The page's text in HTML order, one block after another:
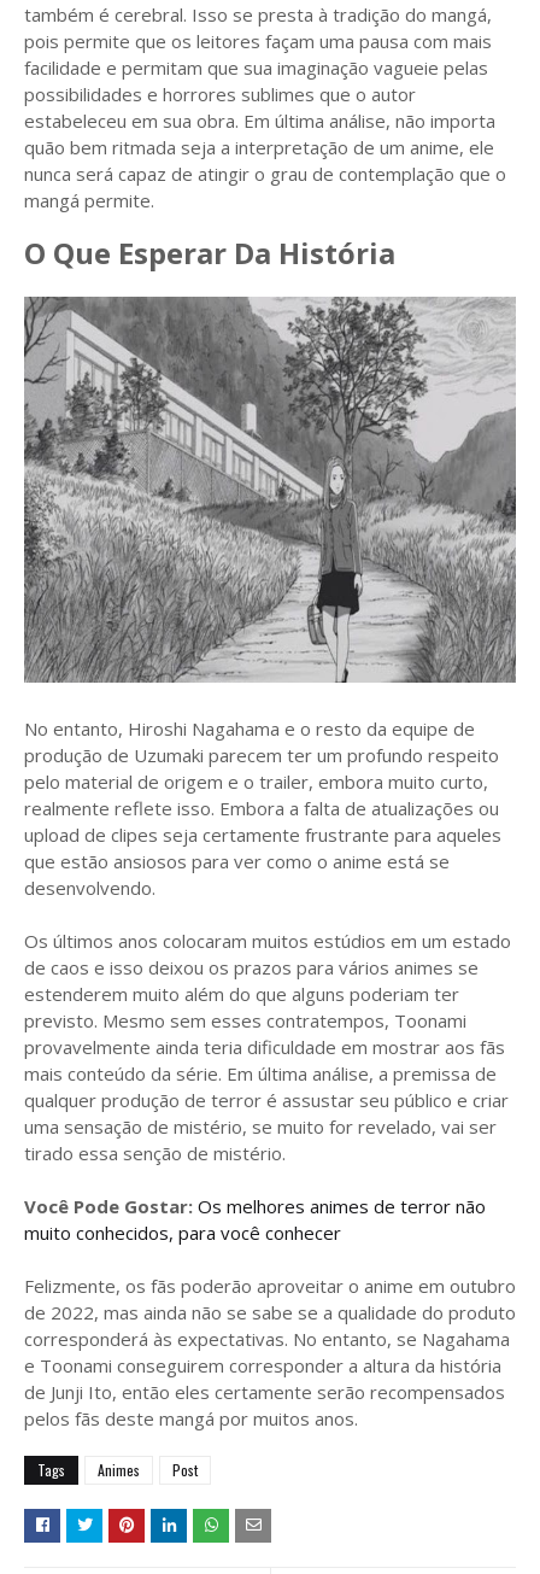
também é cerebral. Isso se presta à tradição do mangá,
pois permite que os leitores façam uma pausa com mais
facilidade e permitam que sua imaginação vagueie pelas
possibilidades e horrores sublimes que o autor
estabeleceu em sua obra. Em última análise, não importa
quão bem ritmada seja a interpretação de um anime, ele
nunca será capaz de atingir o grau de contemplação que o
mangá permite.
O Que Esperar Da História
No entanto, Hiroshi Nagahama e o resto da equipe de
produção de Uzumaki parecem ter um profundo respeito
pelo material de origem e o trailer, embora muito curto,
realmente reflete isso. Embora a falta de atualizações ou
upload de clipes seja certamente frustrante para aqueles
que estão ansiosos para ver como o anime está se
desenvolvendo.
Os últimos anos colocaram muitos estúdios em um estado
de caos e isso deixou os prazos para vários animes se
estenderem muito além do que alguns poderiam ter
previsto. Mesmo sem esses contratempos, Toonami
provavelmente ainda teria dificuldade em mostrar aos fãs
mais conteúdo da série. Em última análise, a premissa de
qualquer produção de terror é assustar seu público e criar
uma sensação de mistério, se muito for revelado, vai ser
tirado essa senção de mistério.
Você Pode Gostar: Os melhores animes de terror não
muito conhecidos, para você conhecer
Felizmente, os fãs poderão aproveitar o anime em outubro
de 2022, mas ainda não se sabe se a qualidade do produto
corresponderá às expectativas. No entanto, se Nagahama
e Toonami conseguirem corresponder a altura da história
de Junji Ito, então eles certamente serão recompensados ​​
pelos fãs deste mangá por muitos anos.
Tags Animes Post